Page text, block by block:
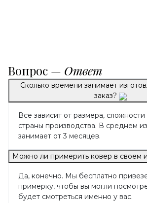
Вопрос — Ответ
Сколько времени занимает
заказ?
Все зависит от размера,
страны производства. В среднем
занимает от 3 месяцев.
Можно ли примерить ковер в своем
Да, конечно. Мы бесплатно
примерку, чтобы вы могли
будет смотреться именно у вас.